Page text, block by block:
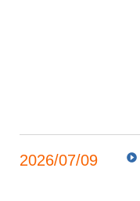
2026/07/09